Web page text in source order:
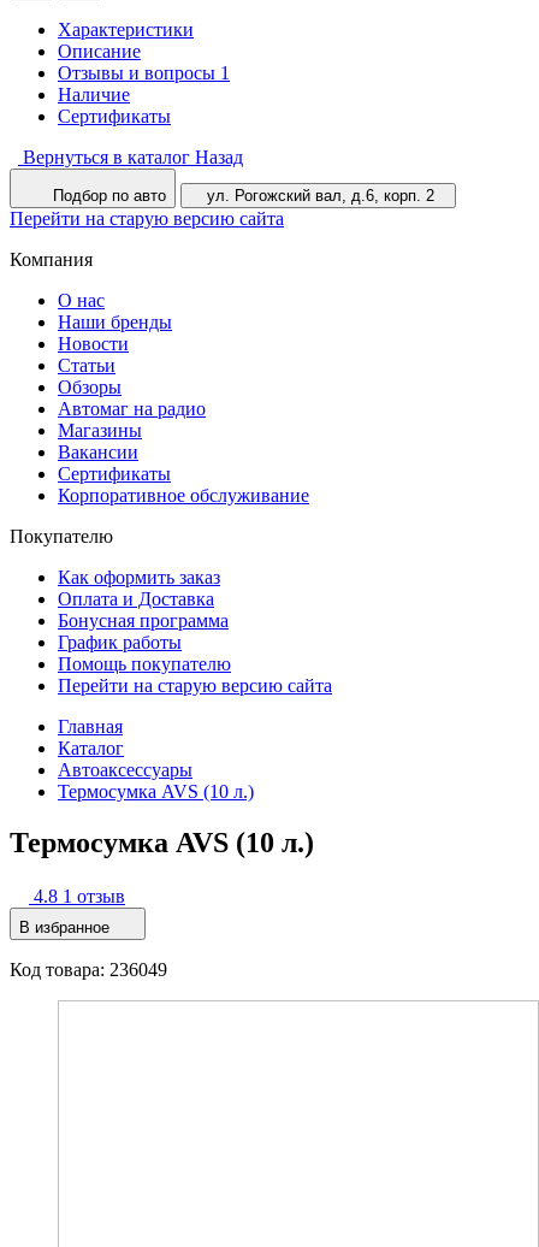
Характеристики
Описание
Отзывы и вопросы 1
Наличие
Сертификаты
Вернуться в каталог Назад
Подбор по авто ул. Рогожский вал, д.6, корп. 2
Перейти на старую версию сайта
Компания
О нас
Наши бренды
Новости
Статьи
Обзоры
Автомаг на радио
Магазины
Вакансии
Сертификаты
Корпоративное обслуживание
Покупателю
Как оформить заказ
Оплата и Доставка
Бонусная программа
График работы
Помощь покупателю
Перейти на старую версию сайта
Главная
Каталог
Автоаксессуары
Термосумка AVS (10 л.)
Термосумка AVS (10 л.)
4.8 1 отзыв
В избранное
Код товара: 236049